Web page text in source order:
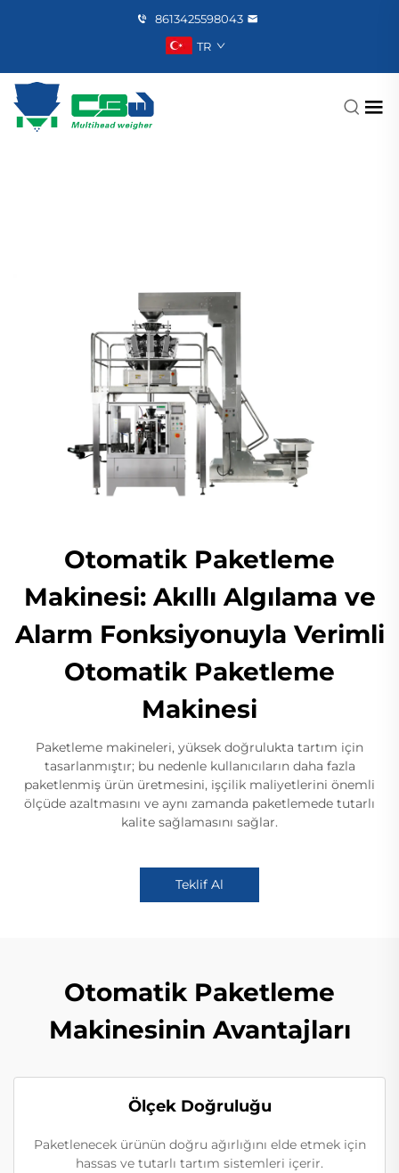
8613425598043
TR
Otomatik Paketleme
Makinesi: Akıllı Algılama ve
Alarm Fonksiyonuyla Verimli
Otomatik Paketleme
Makinesi
Paketleme makineleri, yüksek doğrulukta tartım için
tasarlanmıştır; bu nedenle kullanıcıların daha fazla
paketlenmiş ürün üretmesini, işçilik maliyetlerini önemli
ölçüde azaltmasını ve aynı zamanda paketlemede tutarlı
kalite sağlamasını sağlar.
Teklif Al
Otomatik Paketleme
Makinesinin Avantajları
Ölçek Doğruluğu
Paketlenecek ürünün doğru ağırlığını elde etmek için
hassas ve tutarlı tartım sistemleri içerir.